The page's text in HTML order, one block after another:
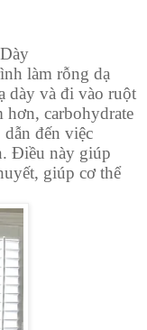
làm rỗng dạ
dày và đi vào ruột
carbohydrate
đến việc
Điều này giúp
giúp cơ thể